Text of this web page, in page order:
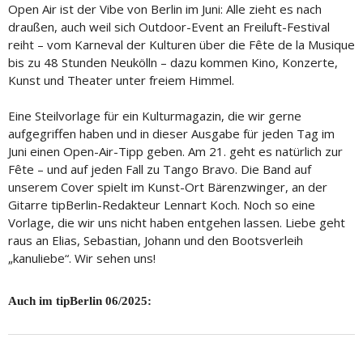
Open Air ist der Vibe von Berlin im Juni: Alle zieht es nach
draußen, auch weil sich Outdoor-Event an Freiluft-Festival
reiht – vom Karneval der Kulturen über die Fête de la Musique
bis zu 48 Stunden Neukölln – dazu kommen Kino, Konzerte,
Kunst und Theater unter freiem Himmel.
Eine Steilvorlage für ein Kulturmagazin, die wir gerne
aufgegriffen haben und in dieser Ausgabe für jeden Tag im
Juni einen Open-Air-Tipp geben. Am 21. geht es natürlich zur
Fête – und auf jeden Fall zu Tango Bravo. Die Band auf
unserem Cover spielt im Kunst-Ort Bärenzwinger, an der
Gitarre tipBerlin-Redakteur Lennart Koch. Noch so eine
Vorlage, die wir uns nicht haben entgehen lassen. Liebe geht
raus an Elias, Sebastian, Johann und den Bootsverleih
„kanuliebe“. Wir sehen uns!
Auch im tipBerlin 06/2025: